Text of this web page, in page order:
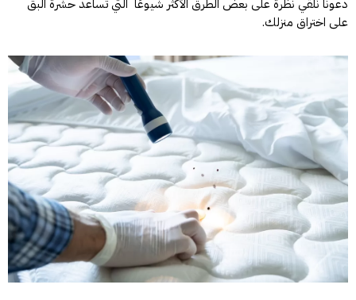
دعونا نٌلقي نظرة على بعض الطرق الأكثر شيوعًا التي تساعد حشرة البق
على اختراق منزلك.